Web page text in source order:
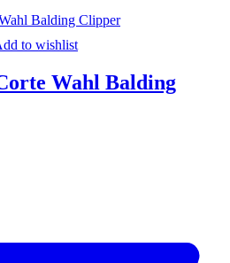
to wishlist
Wahl Balding